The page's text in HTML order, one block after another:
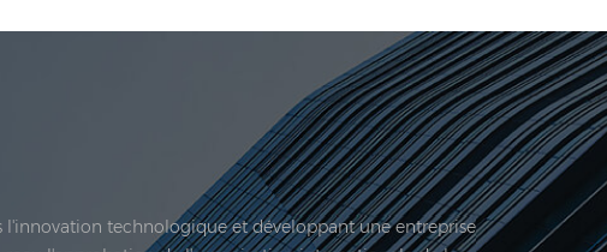
l'innovation technologique et développant une entreprise